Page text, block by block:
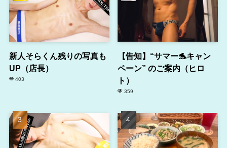
新人そらくん残りの写真も
UP（店長）
403
【告知】“サマー🐬キャン
ペーン” のご案内（ヒロ
ト）
359